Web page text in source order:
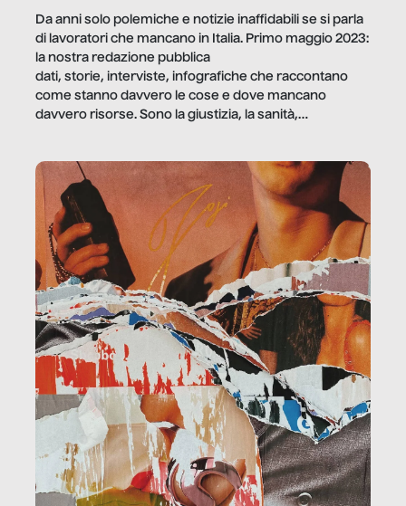
Da anni solo polemiche e notizie inaffidabili se si parla
di lavoratori che mancano in Italia. Primo maggio 2023:
la nostra redazione pubblica
dati, storie, interviste, infografiche che raccontano
come stanno davvero le cose e dove mancano
davvero risorse. Sono la giustizia, la sanità,